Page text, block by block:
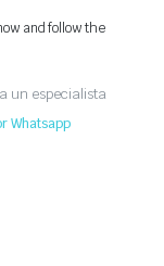
and follow the
un especialista
Whatsapp